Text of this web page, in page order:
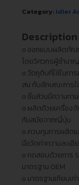
Category: Idler
Description
ᴏ ออกแบบผลิตภัณ
โดยวิศวกรผู้ชำนา
ᴏ วัตถุดิบที่ใช้ในกา
สม กับลักษณะการใ
ᴏ ชิ้นส่วนมีความทา
ᴏ ผลิตด้วยเครื่องจั
ทันสมัยจากญี่ปุ่น
ᴏ ควบคุมการผลิต
มือวัดค่าความละเ
ᴏ ทดสอบด้วยการ
มาตรฐาน OEM
ᴏ มาตรฐานเทียบเ